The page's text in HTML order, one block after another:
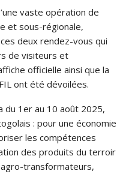
vaste opération de
et sous-régionale,
deux rendez-vous qui
de visiteurs et
officielle ainsi que la
ont été dévoilées.
du 1er au 10 août 2025,
: pour une économie
les compétences
des produits du terroir
transformateurs,